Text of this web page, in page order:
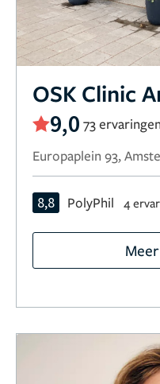
OSK Clinic
9,0 73 ervaringen
Europaplein 93,
8,8 PolyPhil 4